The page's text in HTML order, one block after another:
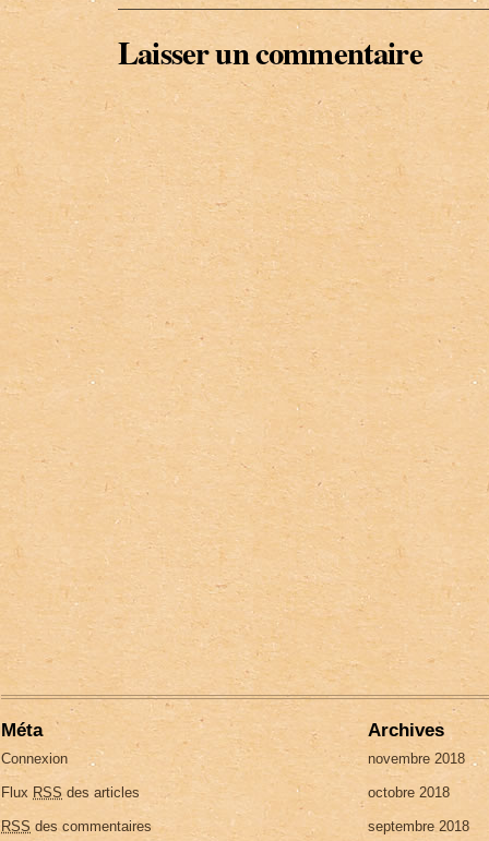
Laisser un commentaire
Méta
Connexion
Flux RSS des articles
RSS des commentaires
Archives
novembre 2018
octobre 2018
septembre 2018